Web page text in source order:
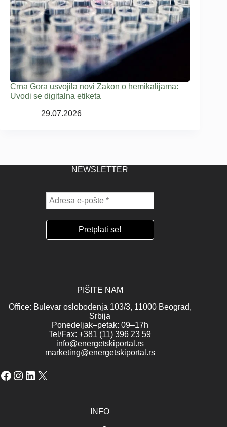
Crna Gora usvojila novi Zakon o hemikalijama:
Uvodi se digitalna etiketa
29.07.2026
NEWSLETTER
PIŠITE NAM
Office: Bulevar oslobođenja 103/3, 11000 Beograd,
Srbija
Ponedeljak–petak: 09–17h
Tel/Fax: +381 (11) 396 23 59
info@energetskiportal.rs
marketing@energetskiportal.rs
Facebook
Instagram
LinkedIn
X
INFO